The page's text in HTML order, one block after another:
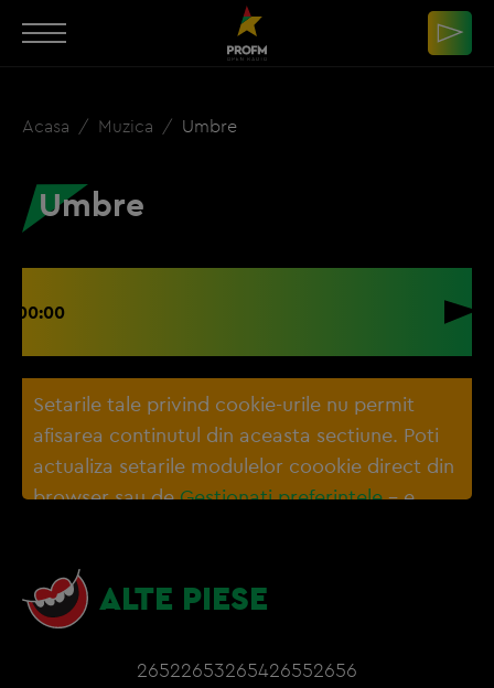
Acasa Muzica Umbre
Umbre
00:00
Setarile tale privind cookie-urile nu permit
afisarea continutul din aceasta sectiune. Poti
actualiza setarile modulelor coookie direct din
browser sau deGestionați preferințele– e
ALTE PIESE
26522653265426552656